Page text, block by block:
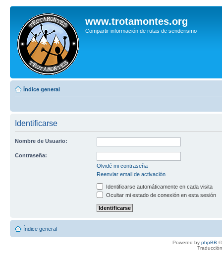
www.trotamontes.org
Compartir información de rutas de senderismo
Índice general
Identificarse
Nombre de Usuario:
Contraseña:
Olvidé mi contraseña
Reenviar email de activación
Identificarse automáticamente en cada visita
Ocultar mi estado de conexión en esta sesión
Índice general
Powered by phpBB